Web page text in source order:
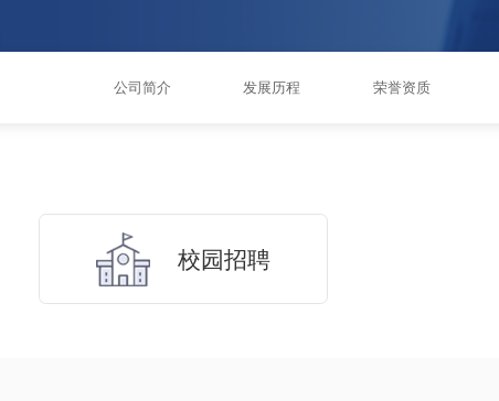
公司简介 发展历程 荣誉资质
校园招聘